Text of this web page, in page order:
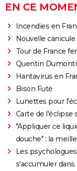
EN CE
Incendies en
Nouvelle canicule
Tour de France
Quentin
Hantavirus en
Bison Futé
Lunettes pour
Carte de l'éclipse
"Appliquer ce
douche" : la
Les
s'accumuler dans